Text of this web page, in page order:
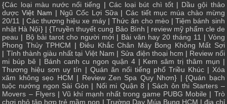
{Các loại màu nước nổi tiếng | Các loại bút chì tốt| Dầu gội thảo
dược Việt Nam | Ngũ Cốc Lợi Sữa | Các tiết mục múa chào mừng
20/11 | Các thương hiệu xe máy|Thức ăn cho mèo|Tiệm bánh sinh
nhật Hà Nội} | {Truyền thuyết cung Bảo Bình | review mỹ phẩm cle de
peau | Bộ bài tarot cho người mới| Bài văn hay 20 tháng 11 | Vòng
Phong Thủy TPHCM |Điêu Khắc Chân Mày Bong Không Mất Sợi
| Tỉnh thành giàu nhất tại Việt Nam | Sửa điện thoại hcm | Review nối
mi búp bê | Bánh canh cu ngon quận 4| Kem sâm trị thâm mụn |
Thương hiệu sơn uy tín | Quán ăn nổi tiếng phố Triều Khúc| Xóa
xăm không sẹo HCM | Review Zen Spa Quy Nhơn} | {Quán bạch
tuộc nướng ngon Sài Gòn | Nối mi Quận 8 | Sách ôn thi Starters –
Movers – Flyers| Vũ khí mạnh nhất trong game PUBG Mobile | Trò
chơi nhỏ tập hợp trẻ mầm non | Trường Dạy Múa Bụng HCM | địa chỉ